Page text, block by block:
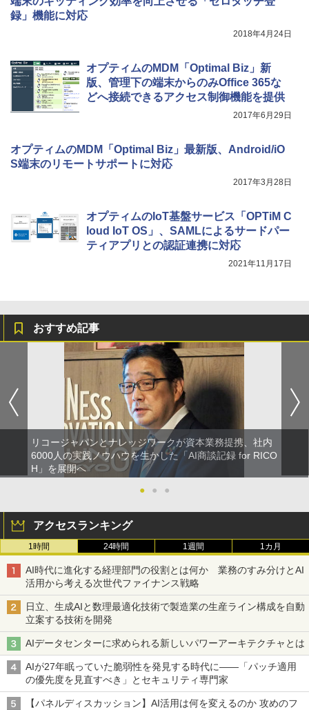
録」機能に対応
2018年4月24日
オプティムのMDM「Optimal Biz」新
版、管理下の端末からのみOffice 365な
どへ接続できるアクセス制御機能を提供
2017年6月29日
オプティムのMDM「Optimal Biz」最新版、Android/iO
S端末のリモートサポートに対応
2017年3月28日
オプティムのIoT基盤サービス「OPTiM C
loud IoT OS」、SAMLによるサードパー
ティアプリとの認証連携に対応
2021年11月17日
おすすめ記事
リコージャパンとナレッジワークが資本業務提携、社内
6000人の実践ノウハウを生かした「AI商談記録 for RICO
H」を展開へ
●
● ●
アクセスランキング
1時間 24時間 1週間 1カ月
AI時代に進化する経理部門の役割とは何か 業務のすみ分けとAI
活用から考える次世代ファイナンス戦略
日立、生成AIと数理最適化技術で製造業の生産ライン構成を自動
立案する技術を開発
AIデータセンターに求められる新しいパワーアーキテクチャとは
AIが27年眠っていた脆弱性を発見する時代に――「パッチ適用
の優先度を見直すべき」とセキュリティ専門家
【パネルディスカッション】AI活用は何を変えるのか 攻めのフ